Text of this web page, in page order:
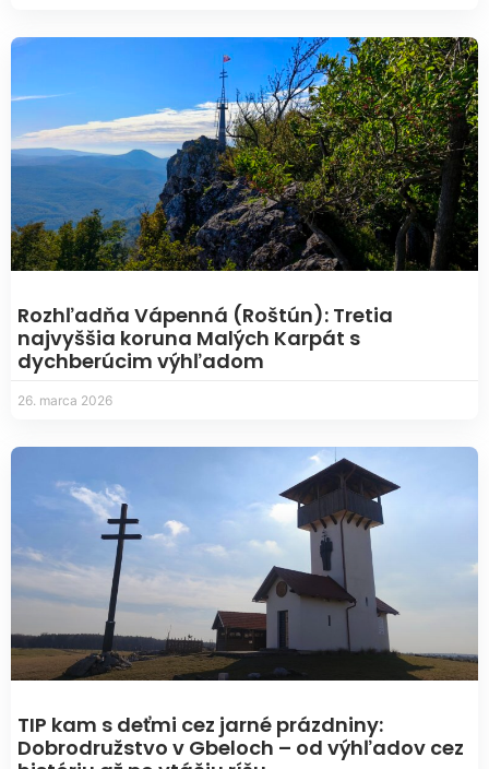
Rozhľadňa Vápenná (Roštún): Tretia
najvyššia koruna Malých Karpát s
dychberúcim výhľadom
26. marca 2026
TIP kam s deťmi cez jarné prázdniny:
Dobrodružstvo v Gbeloch – od výhľadov cez